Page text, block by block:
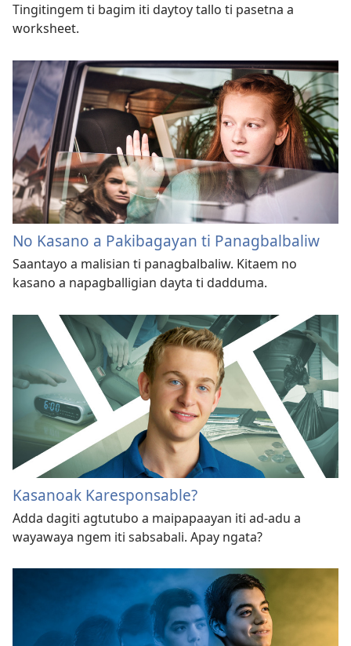
Tingitingem ti bagim iti daytoy tallo ti pasetna a
worksheet.
No Kasano a Pakibagayan ti Panagbalbaliw
Saantayo a malisian ti panagbalbaliw. Kitaem no
kasano a napagballigian dayta ti dadduma.
Kasanoak Karesponsable?
Adda dagiti agtutubo a maipapaayan iti ad-adu a
wayawaya ngem iti sabsabali. Apay ngata?